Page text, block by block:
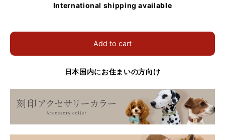
International shipping available
Add to cart
日本国内にお住まいの方向け